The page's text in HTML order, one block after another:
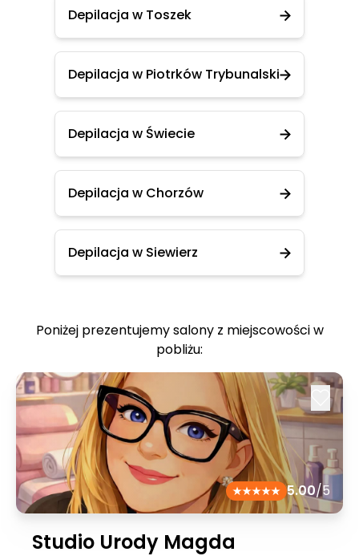
Depilacja w Toszek
Depilacja w Piotrków Trybunalski
Depilacja w Świecie
Depilacja w Chorzów
Depilacja w Siewierz
Poniżej prezentujemy salony z miejscowości w
pobliżu:
5.00/5
Studio Urody Magda